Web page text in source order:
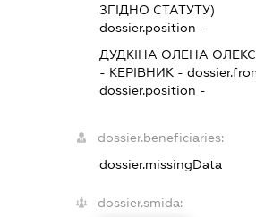
ЗГІДНО СТАТУТУ)
dossier.position -
ДУДКІНА ОЛЕНА
- КЕРІВНИК -
dossier.position -
dossier.beneficiaries:
dossier.missingData
dossier.smida: